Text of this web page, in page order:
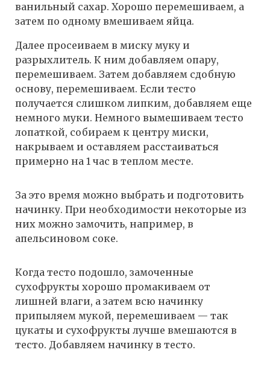
ванильный сахар. Хорошо перемешиваем, а
затем по одному вмешиваем яйца.
Далее просеиваем в миску муку и
разрыхлитель. К ним добавляем опару,
перемешиваем. Затем добавляем сдобную
основу, перемешиваем. Если тесто
получается слишком липким, добавляем еще
немного муки. Немного вымешиваем тесто
лопаткой, собираем к центру миски,
накрываем и оставляем расстаиваться
примерно на 1 час в теплом месте.
За это время можно выбрать и подготовить
начинку. При необходимости некоторые из
них можно замочить, например, в
апельсиновом соке.
Когда тесто подошло, замоченные
сухофрукты хорошо промакиваем от
лишней влаги, а затем всю начинку
припыляем мукой, перемешиваем — так
цукаты и сухофрукты лучше вмешаются в
тесто. Добавляем начинку в тесто.